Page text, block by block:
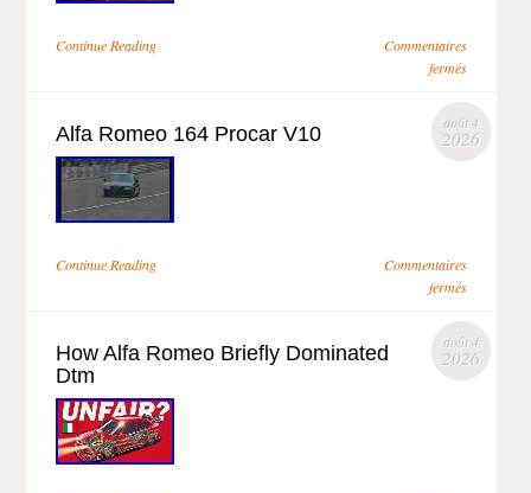
Continue Reading
Commentaires
fermés
août 4
2026
Alfa Romeo 164 Procar V10
Continue Reading
Commentaires
fermés
août 4
2026
How Alfa Romeo Briefly Dominated
Dtm